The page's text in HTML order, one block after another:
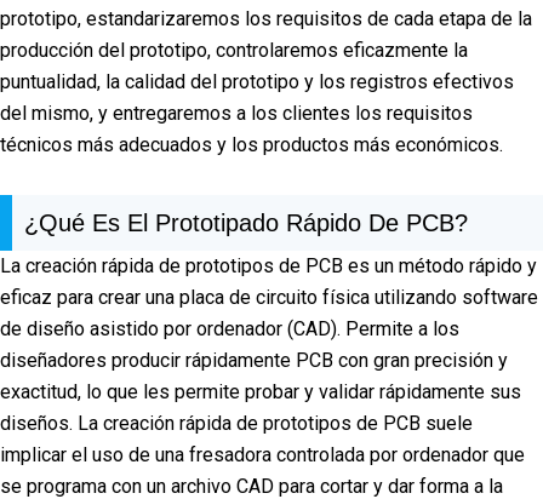
prototipo, estandarizaremos los requisitos de cada etapa de la
producción del prototipo, controlaremos eficazmente la
puntualidad, la calidad del prototipo y los registros efectivos
del mismo, y entregaremos a los clientes los requisitos
técnicos más adecuados y los productos más económicos.
¿Qué Es El Prototipado Rápido De PCB?
La creación rápida de prototipos de PCB es un método rápido y
eficaz para crear una placa de circuito física utilizando software
de diseño asistido por ordenador (CAD). Permite a los
diseñadores producir rápidamente PCB con gran precisión y
exactitud, lo que les permite probar y validar rápidamente sus
diseños. La creación rápida de prototipos de PCB suele
implicar el uso de una fresadora controlada por ordenador que
se programa con un archivo CAD para cortar y dar forma a la